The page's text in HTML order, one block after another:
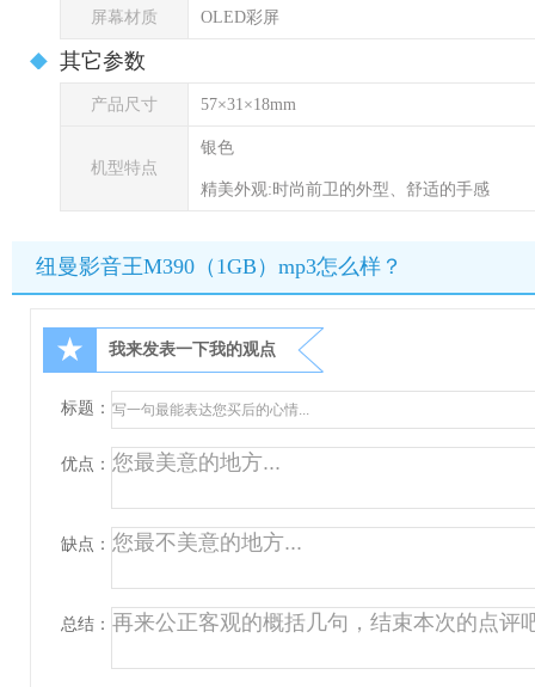
屏幕材质 OLED彩屏
其它参数
产品尺寸 57×31×18mm
机型特点
银色
精美外观:时尚前卫的外型、舒适的手感
纽曼影音王M390（1GB）mp3怎么样？
★ 我来发表一下我的观点
标题：
优点：
缺点：
总结：